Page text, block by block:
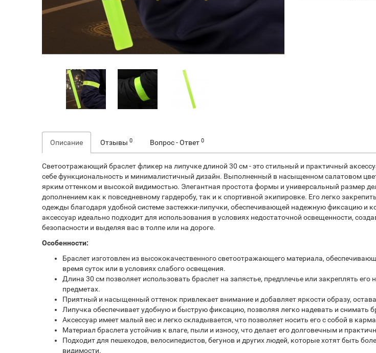
Описание Отзывы0 Вопрос - Ответ0
Светоотражающий браслет фликер на липучке длиной 30 см - это стильный и практичный
себе функциональность и минималистичный дизайн. Выполненный в насыщенном салатовом
ярким оттенком и высокой видимостью. Элегантная простота формы и универсальный размер
дополнением как к повседневному гардеробу, так и к спортивной экипировке. Его легко
одежды благодаря удобной системе застежки-липучки, обеспечивающей надежную фиксацию и
аксессуар идеально подходит для использования в условиях недостаточной освещенности,
безопасности и выделяя вас в толпе или на дороге.
Особенности:
Браслет изготовлен из высококачественного светоотражающего материала,
время суток или в условиях слабого освещения.
Длина 30 см позволяет использовать браслет на запястье, предплечье или закреплять его
предметах.
Приятный и насыщенный оттенок привлекает внимание и добавляет яркости образу,
Липучка обеспечивает удобную и быструю фиксацию, позволяя легко надевать и снимать
Аксессуар имеет малый вес и легко складывается, что позволяет носить его с собой в
Материал браслета устойчив к влаге, пыли и износу, что делает его долговечным и
Подходит для пешеходов, велосипедистов, бегунов и других людей, которые хотят быть
видимости.